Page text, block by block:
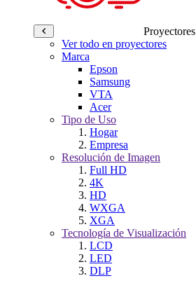
Proyectores
Ver todo en proyectores
Marca
Epson
Samsung
VTA
Acer
Tipo de Uso
Hogar
Empresa
Resolución de Imagen
Full HD
4K
HD
WXGA
XGA
Tecnología de Visualización
LCD
LED
DLP